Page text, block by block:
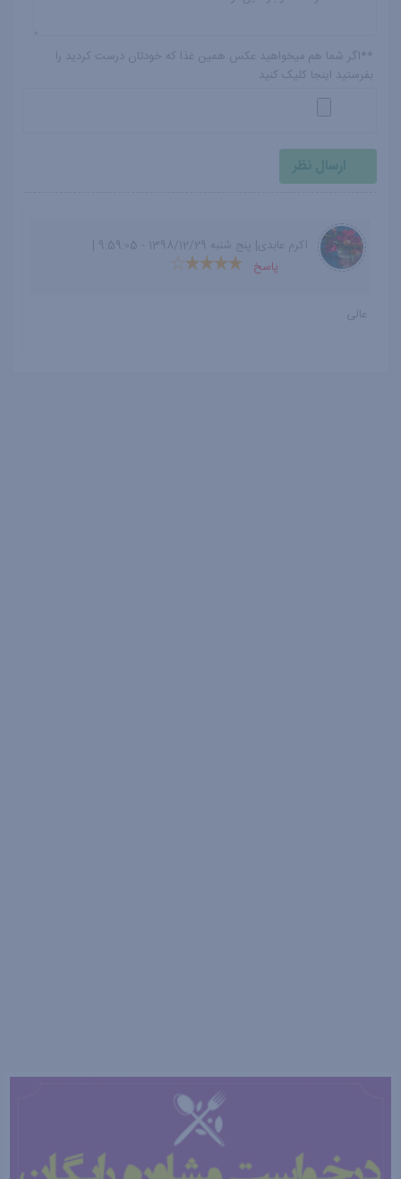
**اگر شما هم میخواهید عکس همین غذا که خودتان درست کردید را
بفرستید اینجا کلیک کنید
اکرم عابدی| پنج شنبه 1398/12/29 - 9:59:05 |
پاسخ
عالی